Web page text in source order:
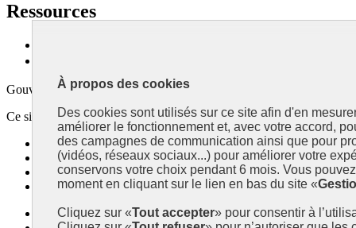
À propos des cookies
Des cookies sont utilisés sur ce site afin d'en
améliorer le fonctionnement et, avec votre accord,
des campagnes de communication ainsi que pour
(vidéos, réseaux sociaux...) pour améliorer votre
conservons votre choix pendant 6 mois. Vous
moment en cliquant sur le lien en bas du site «
Cliquez sur «Tout accepter» pour consentir à
Ressources
Gouvernement
Ce site propose l’information de référence concernant l’Agenda
info.gouv.fr- ouvre une nouvelle fenêtre
service-public.fr- ouvre une nouvelle fenêtre
legifrance.gouv.fr- ouvre une nouvelle fenêtre
data.gouv.fr- ouvre une nouvelle fenêtre
Plan du site